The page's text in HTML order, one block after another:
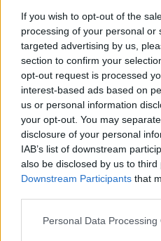
If you wish to opt-out of the
processing of your personal or
targeted advertising by us,
section to confirm your
opt-out request is processed
interest-based ads based on
us or personal information
your opt-out. You may
disclosure of your personal
IAB’s list of downstream
also be disclosed by us to third
Downstream Participants that
Personal Data Processing
Η εισαγωγική
Κυριάκου Μητσοτάκη
Υπουργικού
Καλή σας μέρα, κυρίες
σε ένα Υπουργικό
χώρα λίγες μέρες μετά
Οργανισμού Ηνωμένων
είχα και με ξένους